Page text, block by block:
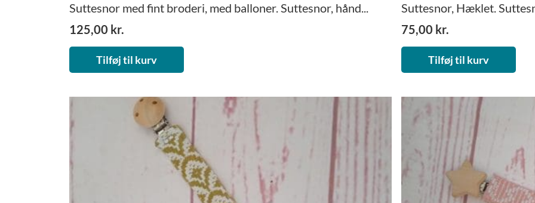
Suttesnor med fint broderi, med balloner. Suttesnor, hånd...
125,00 kr.
Tilføj til kurv
Suttesnor, Hæklet.
75,00 kr.
Tilføj til kurv